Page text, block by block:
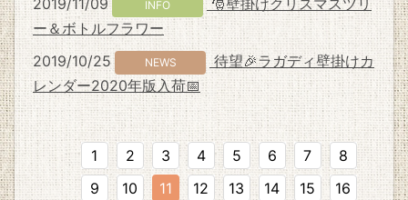
INFO
ー＆ボトルフラワー
2019/10/25
NEWS
待望🎉ラガディ壁掛けカ
レンダー2020年版入荷📅
1 2 3 4 5 6 7
8
9
10 11 12 13 14 15
16